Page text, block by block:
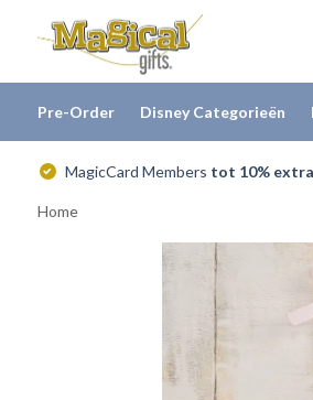
Pre-Order Disney Categorieën
MagicCard Members tot 10%
Home